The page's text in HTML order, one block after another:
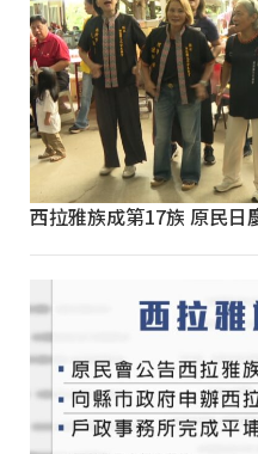
西拉雅族成第17族 原民日